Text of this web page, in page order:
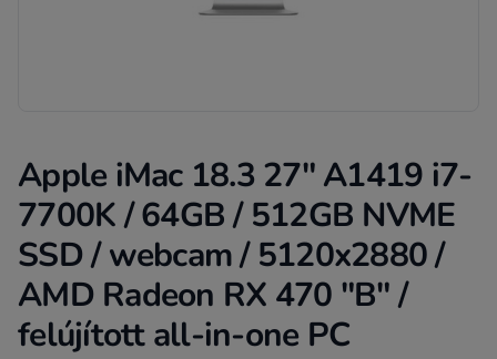
Apple iMac 18.3 27" A1419 i7-
7700K / 64GB / 512GB NVME
SSD / webcam / 5120x2880 /
AMD Radeon RX 470 "B" /
felújított all-in-one PC